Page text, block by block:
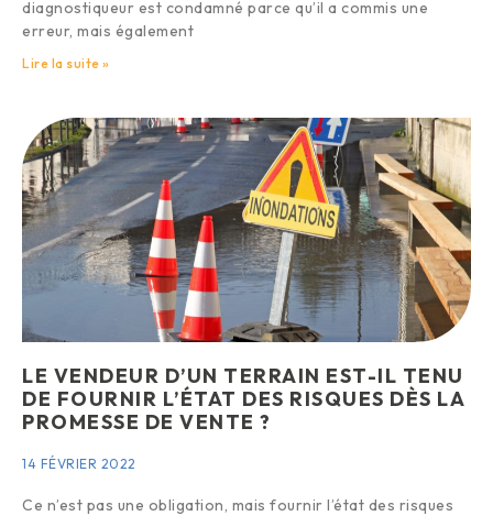
diagnostiqueur est condamné parce qu’il a commis une
erreur, mais également
Lire la suite »
LE VENDEUR D’UN TERRAIN EST-IL TENU
DE FOURNIR L’ÉTAT DES RISQUES DÈS LA
PROMESSE DE VENTE ?
14 FÉVRIER 2022
Ce n’est pas une obligation, mais fournir l’état des risques